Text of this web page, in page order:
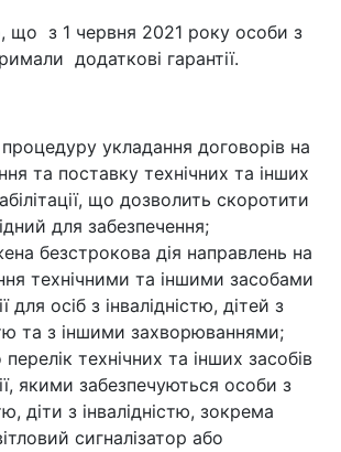
що з 1 червня 2021 року особи з
додаткові гарантії.
укладання договорів на
та поставку технічних та інших
що дозволить скоротити
для забезпечення;
безстрокова дія направлень на
технічними та іншими засобами
для осіб з інвалідністю, дітей з
та з іншими захворюваннями;
технічних та інших засобів
якими забезпечуються особи з
діти з інвалідністю, зокрема
сигналізатор або